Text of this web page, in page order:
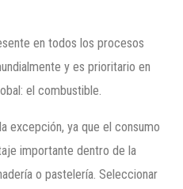
en todos los procesos
y es prioritario en
el combustible.
excepción, ya que el consumo
importante dentro de la
o pastelería. Seleccionar